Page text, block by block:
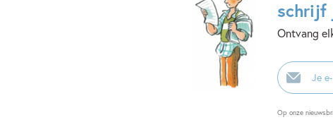
schrijf
Ontvang
E-
mailadres
Op onze